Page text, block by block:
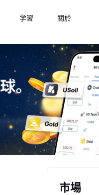
学習 關於
市場